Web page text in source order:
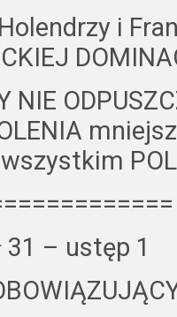
i
NIE
31 – ustęp 1